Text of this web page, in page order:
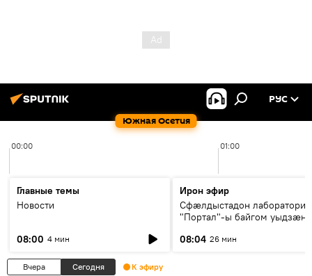
Южная Осетия
РУС
00:00 01:00
Главные темы
Новости
08:00 4 мин
Ирон эфир
Сфæлдыстадон лаборатори
"Портал"-ы байгом уыдзæн
Æхсары куыстыты равдыст
08:04 26 мин
Вчера Сегодня К эфиру